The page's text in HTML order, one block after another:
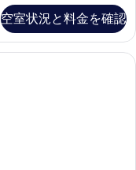
空室状況と料金を確認